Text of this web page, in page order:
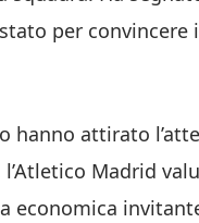
per
attirato
Madrid
economica